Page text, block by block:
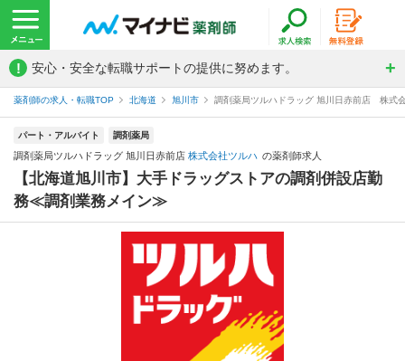
! 安心・安全な転職サポートの提供に努めます。
薬剤師の求人・転職TOP 北海道 旭川市 調剤薬局ツルハドラッグ 旭川日赤前店 株式
パート・アルバイト 調剤薬局
調剤薬局ツルハドラッグ 旭川日赤前店 株式会社ツルハ の薬剤師求人
【北海道旭川市】大手ドラッグストアの調剤併設店勤
務≪調剤業務メイン≫